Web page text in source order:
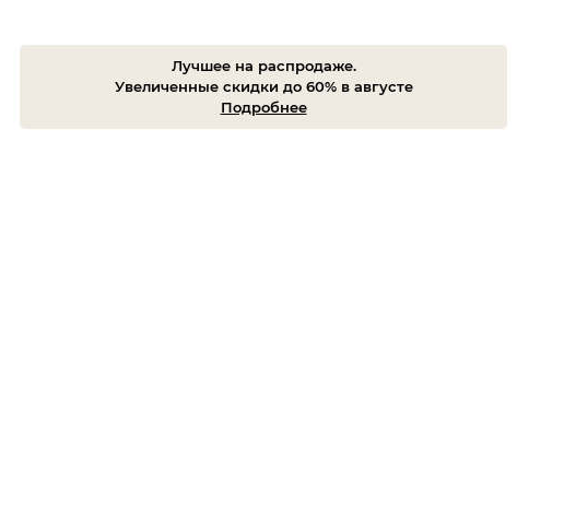
Лучшее на распродаже.
Увеличенные скидки до 60% в августе
Подробнее